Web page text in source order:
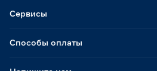
Способы оплаты
Сервисы